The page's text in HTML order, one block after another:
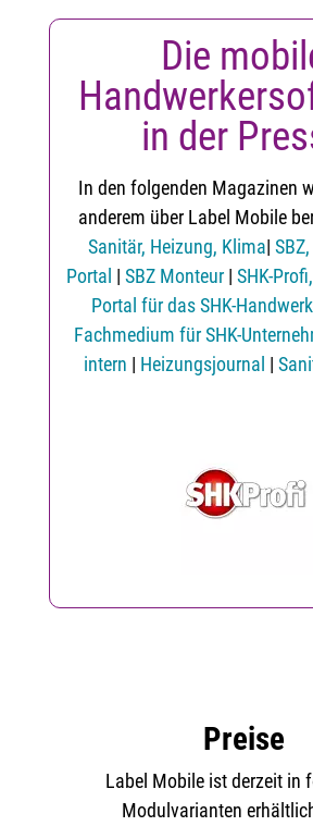
Die
in der
In den folgenden Magazinen
anderem über Label Mobile
Sanitär, Heizung, Klima|
Portal |SBZ Monteur |SHK-
Portal für das SHK-Handwerk
Fachmedium für SHK-
intern | Heizungsjournal |
Preise
Label Mobile ist derzeit in
Modulvarianten